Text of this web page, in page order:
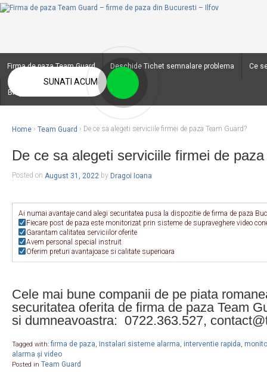
Firma de paza Team Guard Deschide Tichet semnalare problema Ce
Blog
Home › Team Guard › De ce sa alegeti serviciile firmei de paza Team Guard?
De ce sa alegeti serviciile firmei de
Posted on August 31, 2022 by Dragoi Ioana
Ai numai avantaje cand alegi securitatea pusa la dispozitie de firma de paza
Fiecare post de paza este monitorizat prin sisteme de supraveghere video
Garantam calitatea serviciilor oferite
Avem personal special instruit
Oferim preturi avantajoase si calitate superioara
Cele mai bune companii de pe piata
securitatea oferita de firma de paza Team
si dumneavoastra: 0722.363.527,
Tagged with: firma de paza, instalari sisteme alarma, interventie rapida,
alarma și video
Posted in Team Guard
SUNATI ACUM